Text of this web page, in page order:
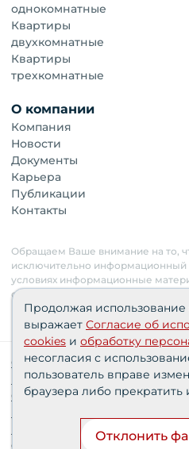
однокомнатные
Квартиры
двухкомнатные
Квартиры
трехкомнатные
О компании
Компания
Новости
Документы
Карьера
Публикации
Контакты
Обращаем Ваше внимание на то,
исключительно информационный
условиях информационные
сайте, не являются публичной
право изменять стоимость
Сведения о реализуемых
персональных данных АО
Согласия пользователей
Политика персональных
Финансирование
Продолжая использование
выражает Согласие об
cookies и обработку
несогласия с
пользователь вправе
браузера либо прекратить
Отклонить